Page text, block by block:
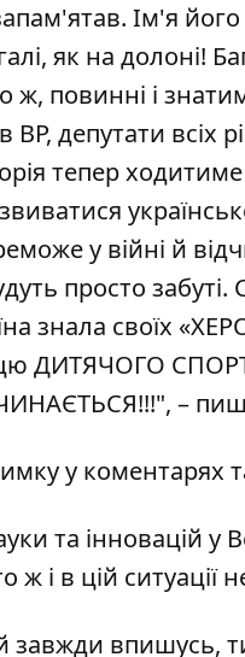
Ім'я
як на долоні!
повинні і
депутати всіх
тепер
у війні й
просто
знала своїх
ДИТЯЧОГО
–
у коментарях
та інновацій у
ж і в цій
завжди впишусь,